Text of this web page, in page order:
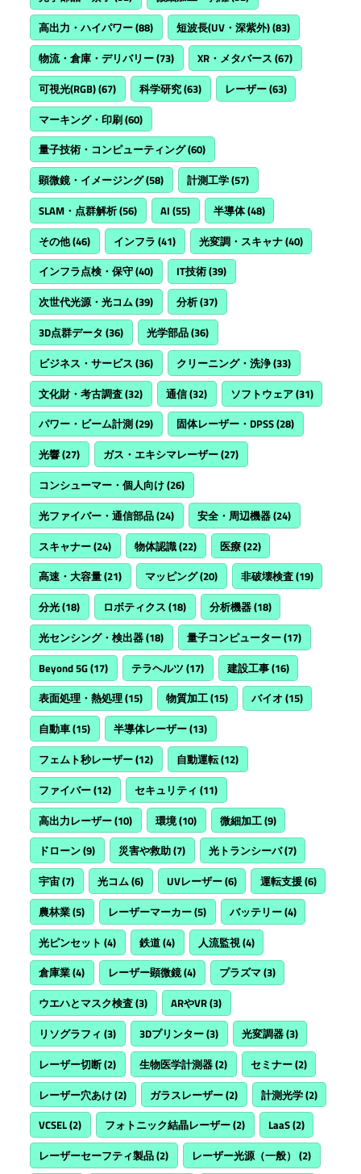
高出力・ハイパワー(88) 短波長(UV・深紫外)(83)
物流・倉庫・デリバリー(73) XR・メタバース (67)
可視光(RGB)(67) 科学研究(63) レーザー(63)
マーキング・印刷(60)
量子技術・コンピューティング(60)
顕微鏡・イメージング(58) 計測工学(57)
SLAM・点群解析(56) AI (55) 半導体(48)
その他(46) インフラ (41) 光変調・スキャナ(40)
インフラ点検・保守(40) IT技術(39)
次世代光源・光コム(39) 分析(37)
3D点群データ (36) 光学部品(36)
ビジネス・サービス (36) クリーニング・洗浄(33)
文化財・考古調査(32) 通信(32) ソフトウェア(31)
パワー・ビーム計測(29) 固体レーザー・DPSS(28)
光響(27) ガス・エキシマレーザー(27)
コンシューマー・個人向け(26)
光ファイバー・通信部品(24) 安全・周辺機器(24)
スキャナー(24) 物体認識(22) 医療(22)
高速・大容量(21) マッピング(20) 非破壊検査(19)
分光(18) ロボティクス (18) 分析機器(18)
光センシング・検出器(18) 量子コンピューター(17)
Beyond 5G(17) テラヘルツ (17) 建設工事(16)
表面処理・熱処理(15) 物質加工(15) バイオ (15)
自動車(15) 半導体レーザー(13)
フェムト秒レーザー(12) 自動運転(12)
ファイバー(12) セキュリティ (11)
高出力レーザー(10) 環境(10) 微細加工(9)
ドローン(9) 災害や救助(7) 光トランシーバ(7)
宇宙(7) 光コム(6) UVレーザー(6) 運転支援(6)
農林業(5) レーザーマーカー(5) バッテリー(4)
光ピンセット (4) 鉄道(4) 人流監視(4)
倉庫業(4) レーザー顕微鏡(4) プラズマ(3)
ウエハとマスク検査(3) ARやVR(3)
リソグラフィ (3) 3Dプリンター(3) 光変調器(3)
レーザー切断(2) 生物医学計測器(2) セミナー(2)
レーザー穴あけ(2) ガラスレーザー(2) 計測光学(2)
VCSEL(2) フォトニック結晶レーザー(2) LaaS(2)
レーザーセーフティ製品(2) レーザー光源（一般） (2)